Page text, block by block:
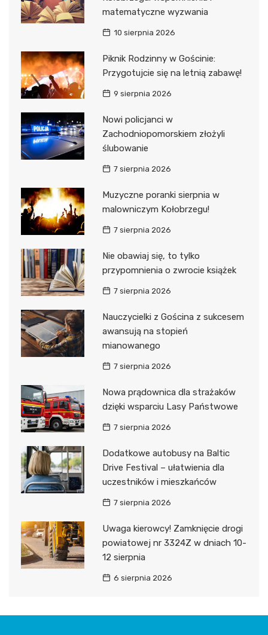
matematyczne wyzwania
10 sierpnia 2026
Piknik Rodzinny w Gościnie:
Przygotujcie się na letnią zabawę!
9 sierpnia 2026
Nowi policjanci w
Zachodniopomorskiem złożyli
ślubowanie
7 sierpnia 2026
Muzyczne poranki sierpnia w
malowniczym Kołobrzegu!
7 sierpnia 2026
Nie obawiaj się, to tylko
przypomnienia o zwrocie książek
7 sierpnia 2026
Nauczycielki z Gościna z sukcesem
awansują na stopień
mianowanego
7 sierpnia 2026
Nowa prądownica dla strażaków
dzięki wsparciu Lasy Państwowe
7 sierpnia 2026
Dodatkowe autobusy na Baltic
Drive Festival – ułatwienia dla
uczestników i mieszkańców
7 sierpnia 2026
Uwaga kierowcy! Zamknięcie drogi
powiatowej nr 3324Z w dniach 10-
12 sierpnia
6 sierpnia 2026